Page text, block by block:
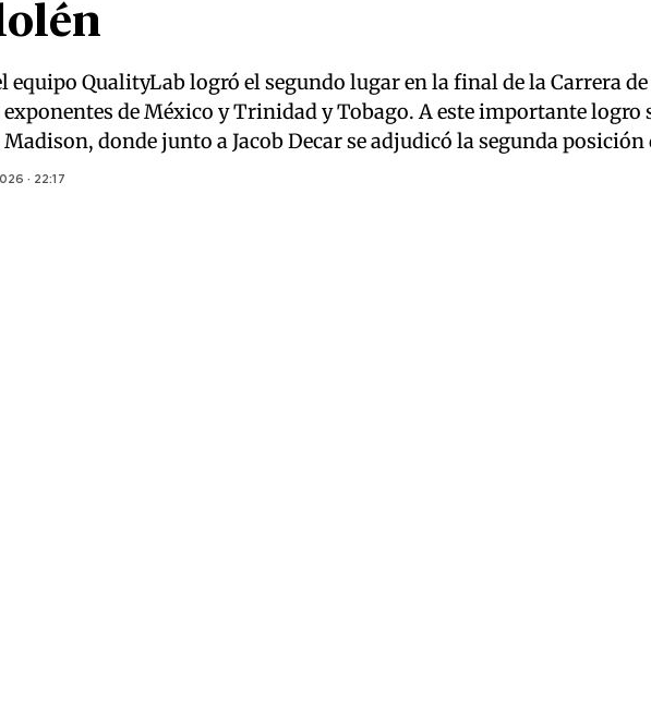
equipo QualityLab logró el segundo lugar en la final de la Carrera
de México y Trinidad y Tobago. A este importante logro
Madison, donde junto a Jacob Decar se adjudicó la segunda
· 22:17